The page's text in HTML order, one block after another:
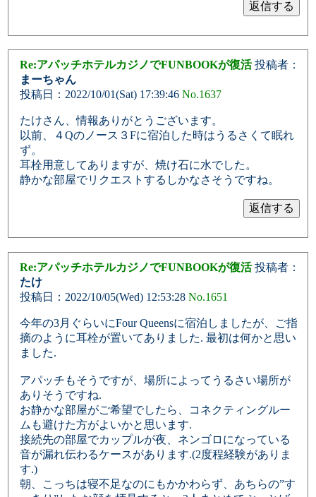
Re:アパッチホテルカジノでFUNBOOKが復活投稿者：
まーちゃん
投稿日：2022/10/01(Sat) 17:39:46 No.1637
たけさん、情報ありがとうございます。
以前、４Qのノース３Fに宿泊した時はうるさくて眠れ
ず。
耳栓用意してありますが、焼け石に水でした。
静かな部屋でリクエストするしかなさそうですね。
Re:アパッチホテルカジノでFUNBOOKが復活投稿者：
たけ
投稿日：2022/10/05(Wed) 12:53:28 No.1651
今年の3月ぐらいにFour Queensに宿泊しましたが、ご指
摘のように耳栓が置いてありました. 最初は何かと思い
ました.
アパッチもそうですが、場所によってうるさい場所が
ありそうですね.
お静かな部屋がご希望でしたら、コネクティングルー
ムも避けた方がよいかと思います.
接続先の部屋でカップルが夜、ネンゴロになっている
音が漏れ伝わるケースがあります.(2度程経験がありま
す.)
朝、こっちは寝不足なのにもかかわらず、あちらの”す